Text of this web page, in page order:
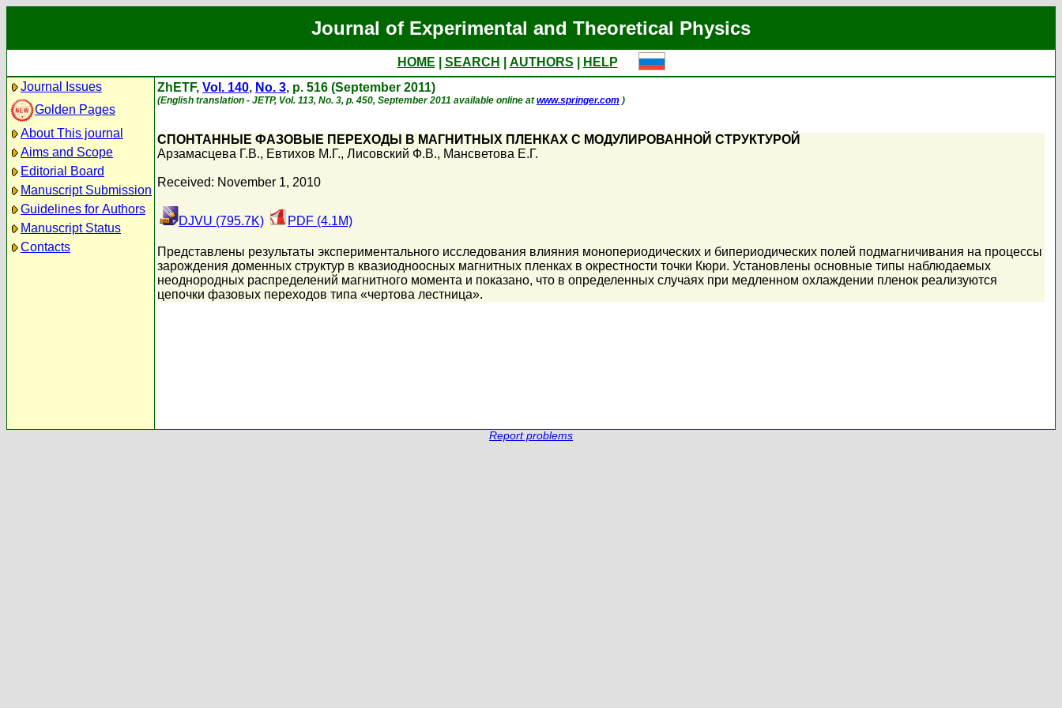
Journal of Experimental and Theoretical Physics
HOME SEARCH AUTHORS
HELP
Journal Issues
Golden Pages
About This journal
Aims and Scope
Editorial Board
Manuscript Submission
Guidelines for Authors
Manuscript Status
Contacts
ZhETF, Vol. 140, No. 3, p. 516 (September 2011)
(English translation - JETP, Vol. 113, No. 3, p. 450, September 2011 available online atwww.springer.com )
СПОНТАННЫЕ ФАЗОВЫЕ ПЕРЕХОДЫ В МАГНИТНЫХ ПЛЕНКАХ С МОДУЛИРОВАННОЙ СТРУКТУРОЙ
Арзамасцева Г.В., Евтихов М.Г., Лисовский Ф.В., Мансветова Е.Г.
Received: November 1, 2010
DJVU (795.7K) PDF (4.1M)
Представлены результаты экспериментального исследования влияния монопериодических и бипериодических полей подмагничивания на процессы
зарождения доменных структур в квазиодноосных магнитных пленках в окрестности точки Кюри. Установлены основные типы наблюдаемых
неоднородных распределений магнитного момента и показано, что в определенных случаях при медленном охлаждении пленок реализуются
цепочки фазовых переходов типа «чертова лестница».
Report problems